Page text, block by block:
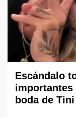
Escándalo
importantes
boda de